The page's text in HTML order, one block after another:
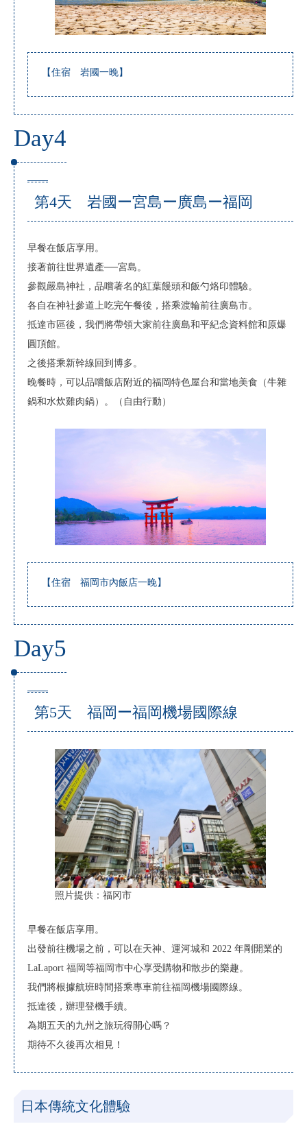
【住宿 岩國一晚】
Day4
第4天 岩國ー宮島ー廣島ー福岡
早餐在飯店享用。
接著前往世界遺產──宮島。
參觀嚴島神社，品嚐著名的紅葉饅頭和飯勺烙印體驗。
各自在神社參道上吃完午餐後，搭乘渡輪前往廣島市。
抵達市區後，我們將帶領大家前往廣島和平紀念資料館和原爆
圓頂館。
之後搭乘新幹線回到博多。
晚餐時，可以品嚐飯店附近的福岡特色屋台和當地美食（牛雜
鍋和水炊雞肉鍋）。（自由行動）
【住宿 福岡市內飯店一晚】
Day5
第5天 福岡ー福岡機場國際線
照片提供：福冈市
早餐在飯店享用。
出發前往機場之前，可以在天神、運河城和 2022 年剛開業的
LaLaport 福岡等福岡市中心享受購物和散步的樂趣。
我們將根據航班時間搭乘專車前往福岡機場國際線。
抵達後，辦理登機手續。
為期五天的九州之旅玩得開心嗎？
期待不久後再次相見！
日本傳統文化體驗